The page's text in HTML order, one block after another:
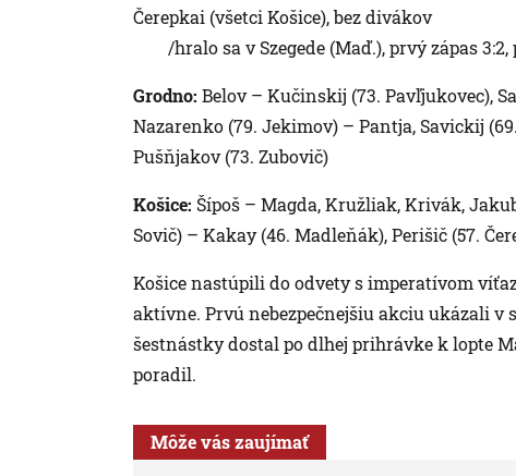
Čerepkai (všetci Košice), bez divákov
/hralo sa v Szegede (Maď.), prvý zápas 3:2,
Grodno: Belov – Kučinskij (73. Pavľjukovec),
Nazarenko (79. Jekimov) – Pantja, Savickij
Pušňjakov (73. Zubovič)
Košice: Šípoš – Magda, Kružliak, Krivák,
Sovič) – Kakay (46. Madleňák), Perišič (57.
Košice nastúpili do odvety s imperatívom
aktívne. Prvú nebezpečnejšiu akciu ukázali v
šestnástky dostal po dlhej prihrávke k lopte
poradil.
Môže vás zaujímať